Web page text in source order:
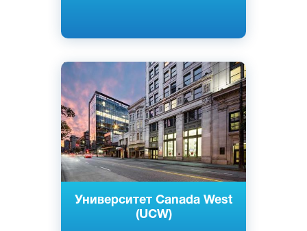
Университет Canada West
(UCW)
Английский
Ванкувер, Канада
Частный